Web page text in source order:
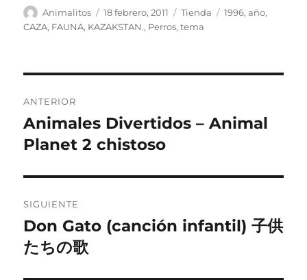
Autor
Animalitos
Publicado
el
18 febrero, 2011 Categorías
Tienda Etiquetas
1996,año,
CAZA, FAUNA, KAZAKSTAN., Perros,tema
de
entradas
ANTERIOR
Entrada
anterior:
Animales Divertidos – Animal
Planet 2 chistoso
SIGUIENTE
Entrada
siguiente:
Don Gato (canción infantil) 子供
たちの歌